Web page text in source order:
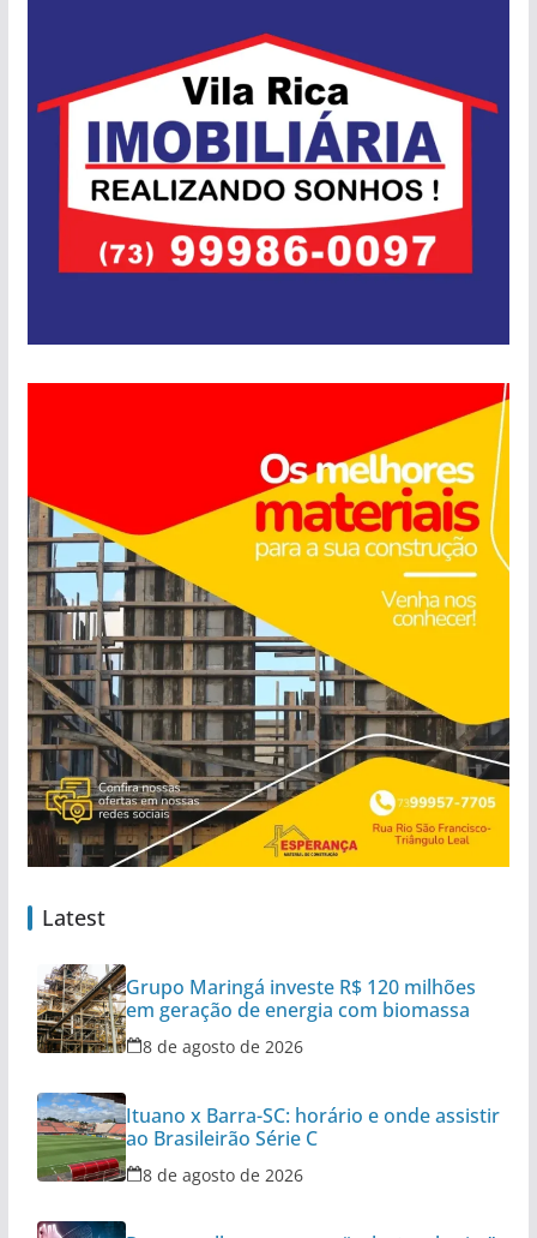
Latest
Grupo Maringá investe R$ 120 milhões
em geração de energia com biomassa
8 de agosto de 2026
Ituano x Barra-SC: horário e onde assistir
ao Brasileirão Série C
8 de agosto de 2026